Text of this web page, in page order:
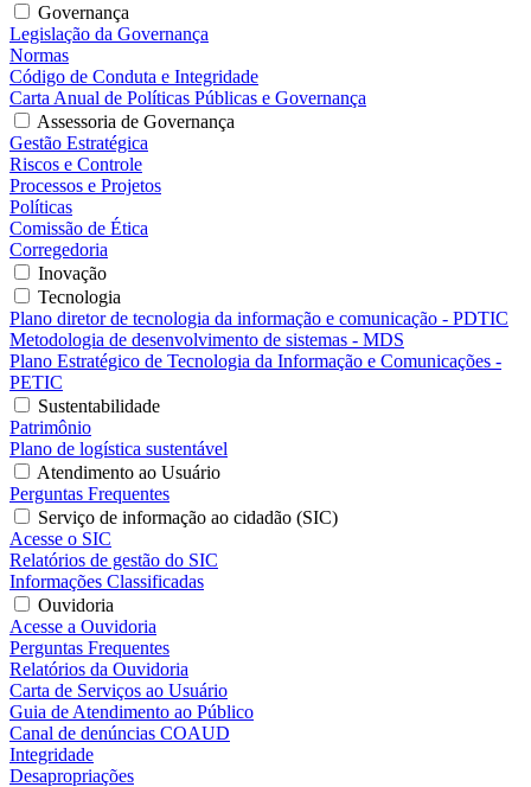
Governança
Legislação da Governança
Normas
Código de Conduta e Integridade
Carta Anual de Políticas Públicas e Governança
Assessoria de Governança
Gestão Estratégica
Riscos e Controle
Processos e Projetos
Políticas
Comissão de Ética
Corregedoria
Inovação
Tecnologia
Plano diretor de tecnologia da informação e comunicação - PDTIC
Metodologia de desenvolvimento de sistemas - MDS
Plano Estratégico de Tecnologia da Informação e Comunicações -
PETIC
Sustentabilidade
Patrimônio
Plano de logística sustentável
Atendimento ao Usuário
Perguntas Frequentes
Serviço de informação ao cidadão (SIC)
Acesse o SIC
Relatórios de gestão do SIC
Informações Classificadas
Ouvidoria
Acesse a Ouvidoria
Perguntas Frequentes
Relatórios da Ouvidoria
Carta de Serviços ao Usuário
Guia de Atendimento ao Público
Canal de denúncias COAUD
Integridade
Desapropriações